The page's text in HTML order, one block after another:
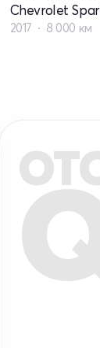
Chevrolet
2017 8 000 км